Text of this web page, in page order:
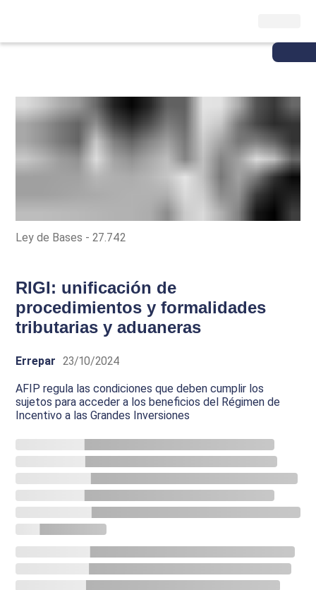
Ley de Bases - 27.742
RIGI: unificación de
procedimientos y formalidades
tributarias y aduaneras
Errepar 23/10/2024
AFIP regula las condiciones que deben cumplir los
sujetos para acceder a los beneficios del Régimen de
Incentivo a las Grandes Inversiones